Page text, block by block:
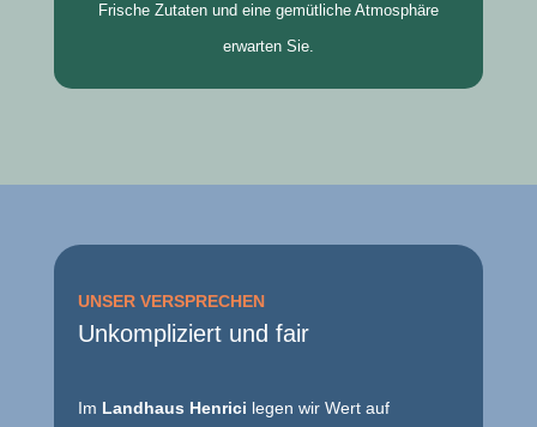
Frische Zutaten und eine gemütliche Atmosphäre
erwarten Sie.
UNSER VERSPRECHEN
Unkompliziert und fair
Im Landhaus Henrici legen wir Wert auf